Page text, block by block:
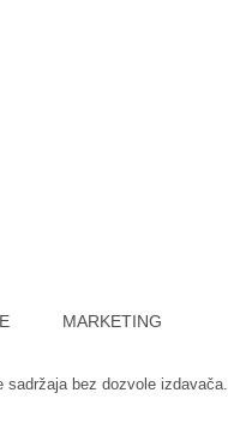
MARKETING
sadržaja bez dozvole izdavača.